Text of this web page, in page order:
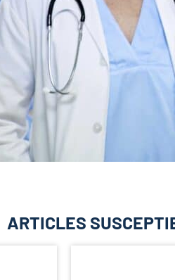
ARTICLES